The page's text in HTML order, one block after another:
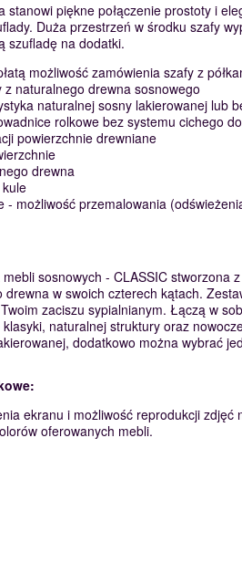
stanowi piękne połączenie prostoty i
Duża przestrzeń w środku szafy
szufladę na dodatki.
możliwość zamówienia szafy z
z naturalnego drewna sosnowego
naturalnej sosny lakierowanej lub
rolkowe bez systemu cichego
powierzchnie drewniane
drewna
- możliwość przemalowania
sosnowych - CLASSIC
drewna w swoich czterech kątach.
zaciszu sypialnianym. Łączą w
klasyki, naturalnej struktury oraz
dodatkowo można wybrać
ekranu i możliwość reprodukcji
oferowanych mebli.